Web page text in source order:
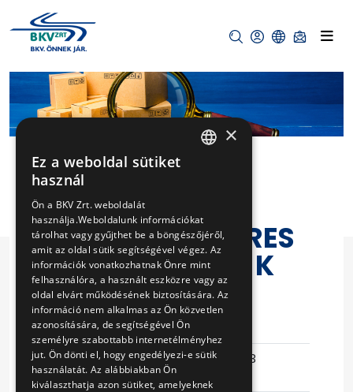
MFAV BS 4/7
CSAVARKOMPRES
SZOR ALKATR.-K
BESZ.-E
Eljárás száma
Ajánlattételi
határidő
2019-03-13
×
Ez a weboldal sütiket
használ
Ön a BKV Zrt. weboldalát
használja.Weboldalunk információkat
tárolhat vagy gyűjthet be a böngészőjéről,
amit az oldal sütik segítségével végez. Az
információk vonatkozhatnak Önre mint
felhasználóra, a használt eszközre vagy az
oldal elvárt működésének biztosítására. Az
információ nem alkalmas az Ön közvetlen
azonosítására, de segítségével Ön
személyre szabottabb internetélményhez
jut. Ön dönti el, hogy engedélyezi-e sütik
használatát. Az alábbiakban Ön
kiválaszthatja azon sütiket, amelyeknek